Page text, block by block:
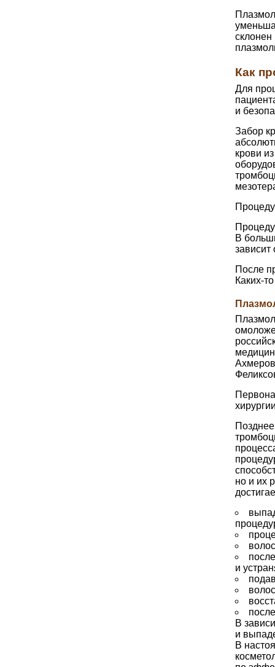
Как
Для
и
Забор
крови
В
зависит
После
Каких-
но и их
и
В
и
В